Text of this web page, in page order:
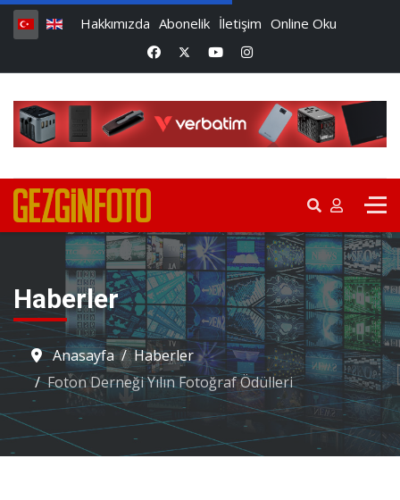
Hakkımızda Abonelik İletişim Online Oku
Haberler
Anasayfa
Haberler
Foton Derneği Yılın Fotoğraf Ödülleri